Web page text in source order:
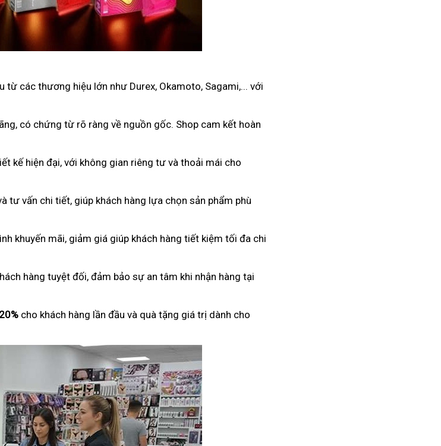
các thương hiệu lớn như Durex, Okamoto, Sagami,... với
có chứng từ rõ ràng về nguồn gốc. Shop cam kết hoàn
kế hiện đại, với không gian riêng tư và thoải mái cho
tư vấn chi tiết, giúp khách hàng lựa chọn sản phẩm phù
khuyến mãi, giảm giá giúp khách hàng tiết kiệm tối đa chi
hàng tuyệt đối, đảm bảo sự an tâm khi nhận hàng tại
cho khách hàng lần đầu và quà tặng giá trị dành cho